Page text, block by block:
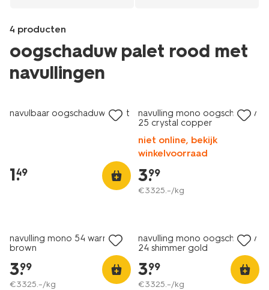
4 producten
oogschaduw palet rood met
navullingen
be/mooi-
oogschaduw-
24-
Products
navulbaar oogschaduw palet
1.
49
navulling mono oogschaduw
25 crystal copper
niet online, bekijk
winkelvoorraad
3.
99
€3325.–/kg
navulling mono 54 warm
brown
3.
99
€3325.–/kg
navulling mono oogschaduw
24 shimmer gold
3.
99
€3325.–/kg